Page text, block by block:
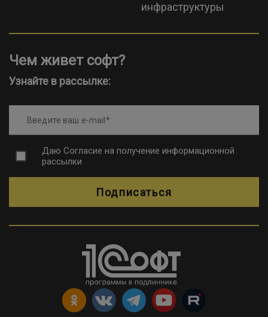
инфраструктуры
Чем живет софт?
Узнайте в рассылке:
Введите ваш e-mail
Даю Согласие на получение информационной
рассылки
Подписаться